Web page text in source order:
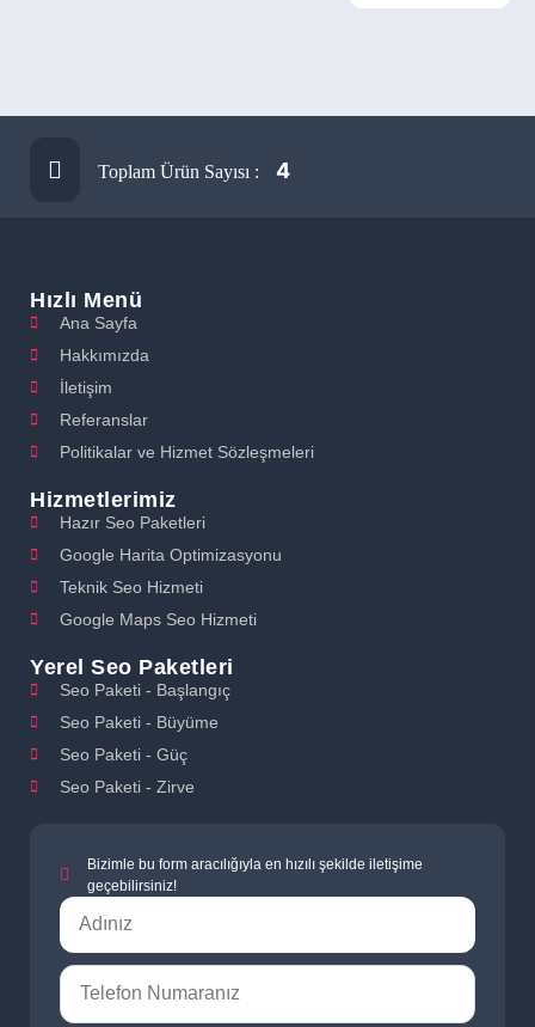
Toplam Ürün Sayısı : 4
Hızlı Menü
Ana Sayfa
Hakkımızda
İletişim
Referanslar
Politikalar ve Hizmet Sözleşmeleri
Hizmetlerimiz
Hazır Seo Paketleri
Google Harita Optimizasyonu
Teknik Seo Hizmeti
Google Maps Seo Hizmeti
Yerel Seo Paketleri
Seo Paketi - Başlangıç
Seo Paketi - Büyüme
Seo Paketi - Güç
Seo Paketi - Zirve
Bizimle bu form aracılığıyla en hızılı şekilde iletişime
geçebilirsiniz!